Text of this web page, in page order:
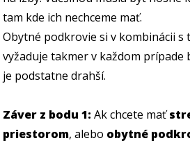
tam kde ich nechceme mať.
Obytné podkrovie si v kombinácii s
vyžaduje takmer v každom
je podstatne drahší.
Záver z bodu 1:Ak chcete mať
priestorom, alebo obytné